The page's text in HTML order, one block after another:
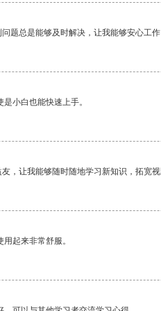
题总是能够及时解决，让我能够安心工
小白也能快速上手。
，让我能够随时随地学习新知识，拓宽
起来非常舒服。